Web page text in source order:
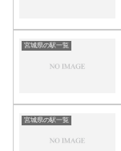
宮城県の駅一覧
宮城県の駅一覧